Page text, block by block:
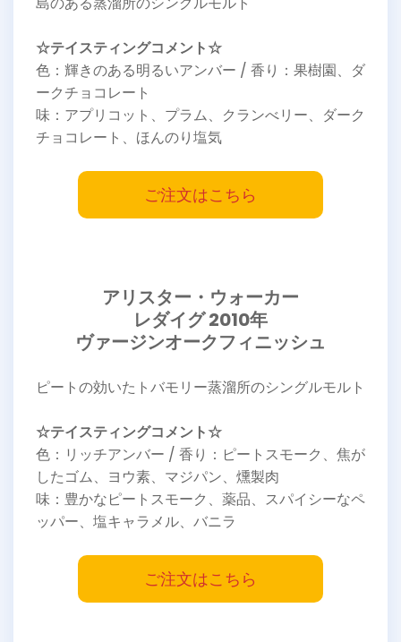
☆テイスティングコメント☆
色：輝きのある明るいアンバー / 香り：果樹園、ダ
ークチョコレート
味：アプリコット、プラム、クランべリー、ダーク
チョコレート、ほんのり塩気
ご注文はこちら
アリスター・ウォーカー
レダイグ 2010年
ヴァージンオークフィニッシュ
ピートの効いたトバモリー蒸溜所のシングルモルト
☆テイスティングコメント☆
色：リッチアンバー / 香り：ピートスモーク、焦が
したゴム、ヨウ素、マジパン、燻製肉
味：豊かなピートスモーク、薬品、スパイシーなペ
ッパー、塩キャラメル、バニラ
ご注文はこちら